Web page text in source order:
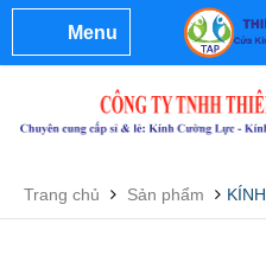
Menu
Trang chủ Sản phẩm